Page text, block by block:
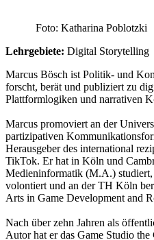
Foto: Katharina Poblotzki
Lehrgebiete: Digital Storytelling
Marcus Bösch ist Politik- und
forscht, berät und publiziert zu
Plattformlogiken und narrativen
Marcus promoviert an der
partizipativen
Herausgeber des international
TikTok. Er hat in Köln und
Medieninformatik (M.A.) studiert,
volontiert und an der TH Köln
Arts in Game Development and
Nach über zehn Jahren als
Autor hat er das Game Studio